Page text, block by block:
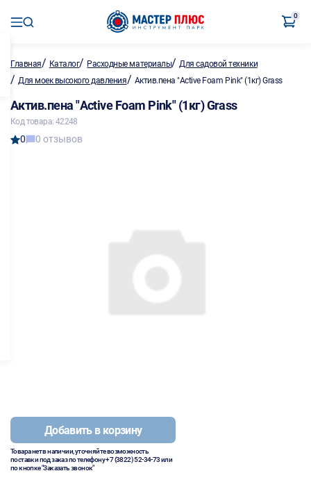
0
Главная/ Каталог/ Расходные материалы/Для садовой техники
/ Для моек высокого давления/ Актив.пена "Active Foam Pink" (1кг) Grass
Актив.пена "Active Foam Pink" (1кг) Grass
Код товара: 42248
0 0 отзывов
Добавить в корзину
Товара нет в наличии, уточняйте возможность
поставки под заказ по телефону+7 (3822) 52-34-73или
по кнопке "Заказать звонок"